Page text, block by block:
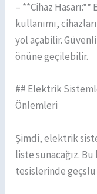
– **Cihaz
kullanımı,
yol açabilir.
önüne geçilebilir.
## Elektrik
Önlemleri
Şimdi, elektrik
liste sunacağız.
tesislerinde